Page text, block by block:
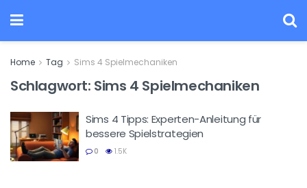
Home Tag Sims 4 Spielmechaniken
Schlagwort: Sims 4 Spielmechaniken
Sims 4 Tipps: Experten-Anleitung für
bessere Spielstrategien
0 1.5K